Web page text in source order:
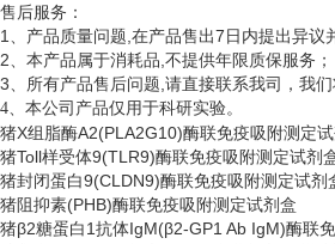
售后服务：
1、产品质量问题,在产品售出7日内提出异
2、本产品属于消耗品,不提供年限质保服务；
3、所有产品售后问题,请直接联系我司，我们
4 本公司产品仅用于科研实验。
猪X组脂酶A2(PLA2G10)酶联免疫吸附测定
猪Toll样受体9(TLR9)酶联免疫吸附测定试剂
猪封闭蛋白9(CLDN9)酶联免疫吸附测定试剂
猪阻抑素(PHB)酶联免疫吸附测定试剂盒
猪β2糖蛋白1抗体IgM(β2-GP1 Ab IgM)酶联